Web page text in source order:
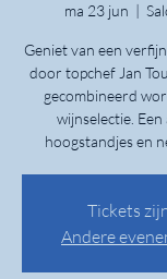
ma 23 jun
  |
Geniet van een
door topchef Jan
gecombineerd
wijnselectie.
hoogstandjes en
Tickets
Andere